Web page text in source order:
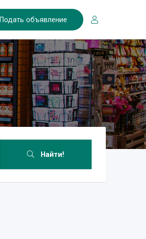
Подать объявление
Найти!